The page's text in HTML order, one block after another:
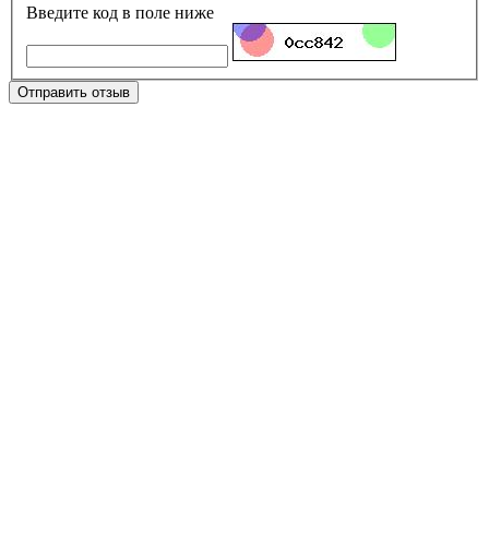
Введите код в поле ниже
Отправить отзыв